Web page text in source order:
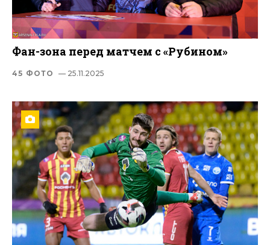
Фан-зона перед матчем с «Рубином»
45 ФОТО — 25.11.2025